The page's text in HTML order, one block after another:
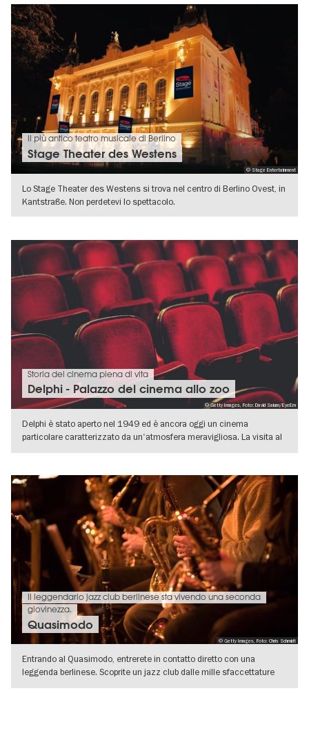
© Stage Entertainment
Il più antico teatro musicale di Berlino
Stage Theater des Westens
Lo Stage Theater des Westens si trova nel centro di Berlino Ovest, in
Kantstraße. Non perdetevi lo spettacolo.
© Getty Images, Foto: David Saium/EyeEm
Storia del cinema piena di vita
Delphi - Palazzo del cinema allo zoo
Delphi è stato aperto nel 1949 ed è ancora oggi un cinema
particolare caratterizzato da un'atmosfera meravigliosa. La visita al
© Getty Images, Foto: Chris Schmidt
Il leggendario jazz club berlinese sta vivendo una seconda
giovinezza.
Quasimodo
Entrando al Quasimodo, entrerete in contatto diretto con una
leggenda berlinese. Scoprite un jazz club dalle mille sfaccettature